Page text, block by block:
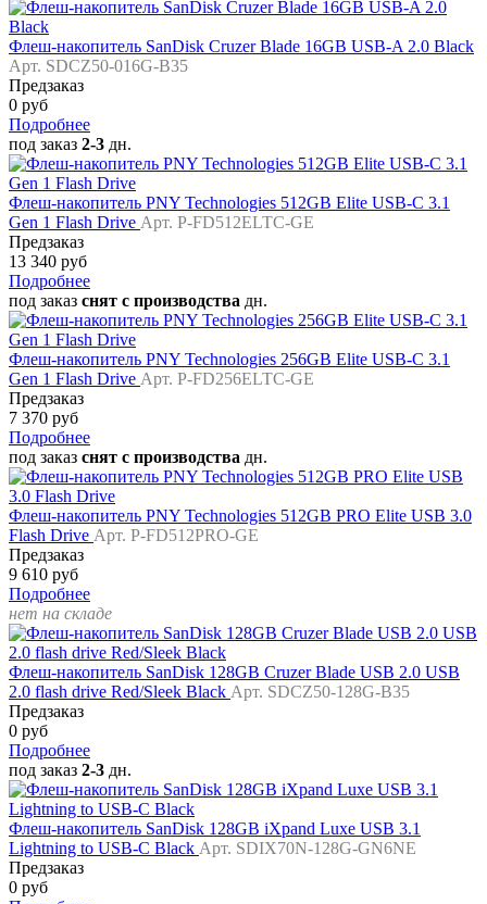
Флеш-накопитель SanDisk Cruzer Blade 16GB USB-A 2.0 Black
Арт. SDCZ50-016G-B35
Предзаказ
0 руб
Подробнее
под заказ 2-3 дн.
Флеш-накопитель PNY Technologies 512GB Elite USB-C 3.1
Gen 1 Flash Drive Арт. P-FD512ELTC-GE
Предзаказ
13 340 руб
Подробнее
под заказ снят с производства дн.
Флеш-накопитель PNY Technologies 256GB Elite USB-C 3.1
Gen 1 Flash Drive Арт. P-FD256ELTC-GE
Предзаказ
7 370 руб
Подробнее
под заказ снят с производства дн.
Флеш-накопитель PNY Technologies 512GB PRO Elite USB 3.0
Flash Drive Арт. P-FD512PRO-GE
Предзаказ
9 610 руб
Подробнее
нет на складе
Флеш-накопитель SanDisk 128GB Cruzer Blade USB 2.0 USB
2.0 flash drive Red/Sleek Black Арт. SDCZ50-128G-B35
Предзаказ
0 руб
Подробнее
под заказ 2-3 дн.
Флеш-накопитель SanDisk 128GB iXpand Luxe USB 3.1
Lightning to USB-C Black Арт. SDIX70N-128G-GN6NE
Предзаказ
0 руб